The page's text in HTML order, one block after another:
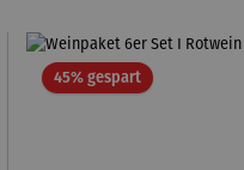
45% gespartRabatt